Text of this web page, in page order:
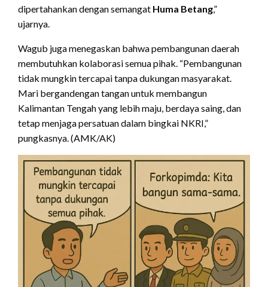
dipertahankan dengan semangat Huma Betang,”
ujarnya.
Wagub juga menegaskan bahwa pembangunan daerah
membutuhkan kolaborasi semua pihak. “Pembangunan
tidak mungkin tercapai tanpa dukungan masyarakat.
Mari bergandengan tangan untuk membangun
Kalimantan Tengah yang lebih maju, berdaya saing, dan
tetap menjaga persatuan dalam bingkai NKRI,”
pungkasnya. (AMK/AK)